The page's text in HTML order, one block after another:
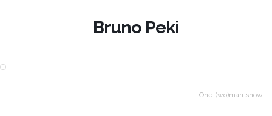
Bruno Peki
One-(wo)man show